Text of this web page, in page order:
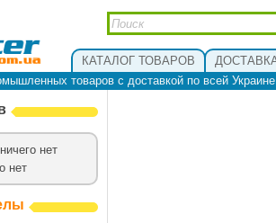
КАТАЛОГ ТОВАРОВ
товаров с доставкой по всей
нет
нет